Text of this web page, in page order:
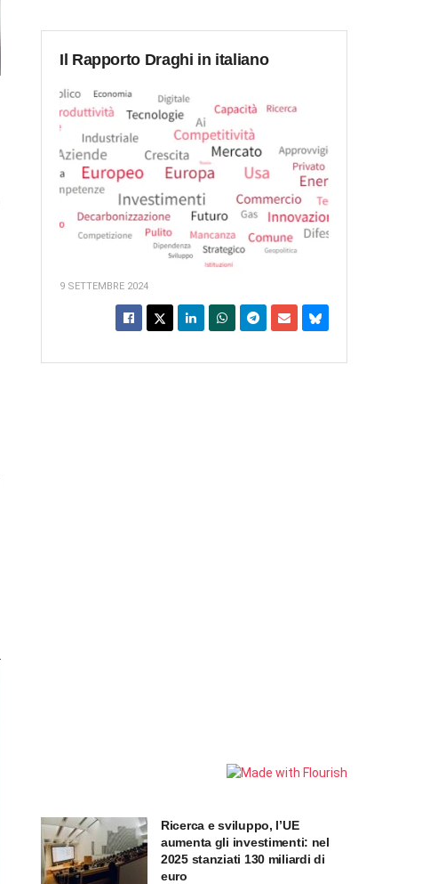
Il Rapporto Draghi in italiano
9 SETTEMBRE 2024
Ricerca e sviluppo, l’UE
aumenta gli investimenti: nel
2025 stanziati 130 miliardi di
euro